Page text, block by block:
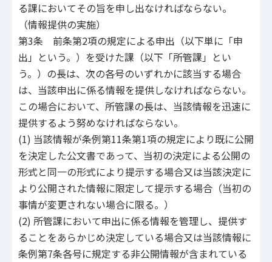
る課においてその旨を申し出なければならない。
（情報提供の実施）
第3条 前条第2項の規定による申出（以下単に「申
出」という。）を受けた課（以下「所管課」とい
う。）の長は、次の各号のいずれかに該当する場合
は、当該申出に係る情報を提供しなければならない。
この場合において、所管課の長は、当該情報を迅速に
提供するよう努めなければならない。
(1) 当該情報が条例第11条第1項の規定により既に公開
を決定した公文書であって、当初の決定による公開の
形式と同一の形式により提示する場合又は当該決定に
より公開された情報に限定して提示する場合（当初の
事情が変更されない場合に限る。）
(2) 所管課において申出に係る情報を管理し、提供す
ることをあらかじめ決定している場合又は当該情報に
条例第7条各号に規定する非公開情報が含まれている